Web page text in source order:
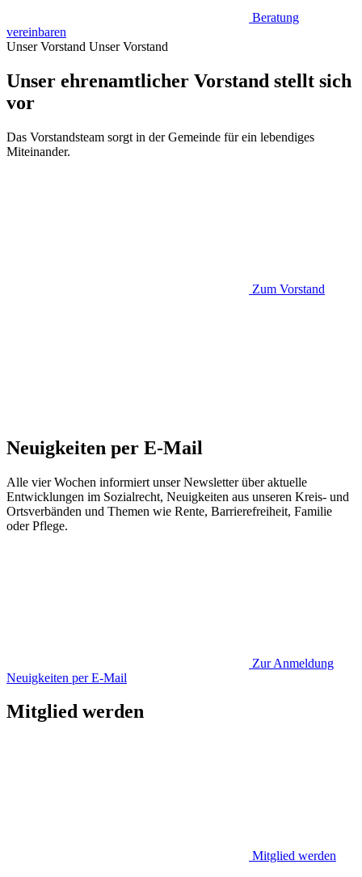
Beratung
vereinbaren
Unser Vorstand Unser Vorstand
Unser ehrenamtlicher Vorstand stellt sich
vor
Das Vorstandsteam sorgt in der Gemeinde für ein lebendiges
Miteinander.
Zum Vorstand
Neuigkeiten per E-Mail
Alle vier Wochen informiert unser Newsletter über aktuelle
Entwicklungen im Sozialrecht, Neuigkeiten aus unseren Kreis- und
Ortsverbänden und Themen wie Rente, Barrierefreiheit, Familie
oder Pflege.
Zur Anmeldung
Neuigkeiten per E-Mail
Mitglied werden
Mitglied werden